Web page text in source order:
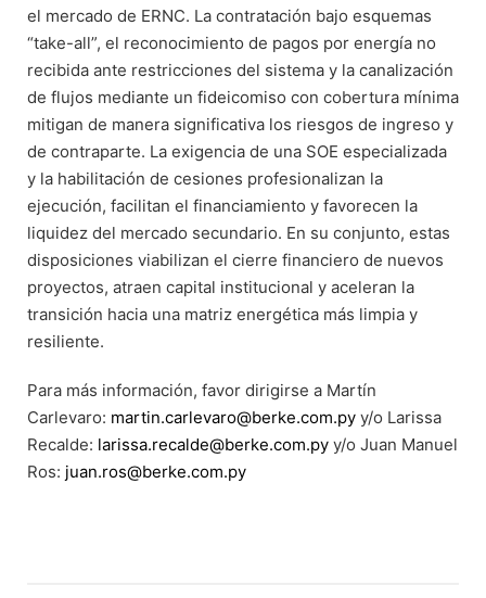
el mercado de ERNC. La contratación bajo esquemas
“take-all”, el reconocimiento de pagos por energía no
recibida ante restricciones del sistema y la canalización
de flujos mediante un fideicomiso con cobertura mínima
mitigan de manera significativa los riesgos de ingreso y
de contraparte. La exigencia de una SOE especializada
y la habilitación de cesiones profesionalizan la
ejecución, facilitan el financiamiento y favorecen la
liquidez del mercado secundario. En su conjunto, estas
disposiciones viabilizan el cierre financiero de nuevos
proyectos, atraen capital institucional y aceleran la
transición hacia una matriz energética más limpia y
resiliente.
Para más información, favor dirigirse a Martín
Carlevaro: martin.carlevaro@berke.com.py y/o Larissa
Recalde: larissa.recalde@berke.com.py y/o Juan Manuel
Ros: juan.ros@berke.com.py